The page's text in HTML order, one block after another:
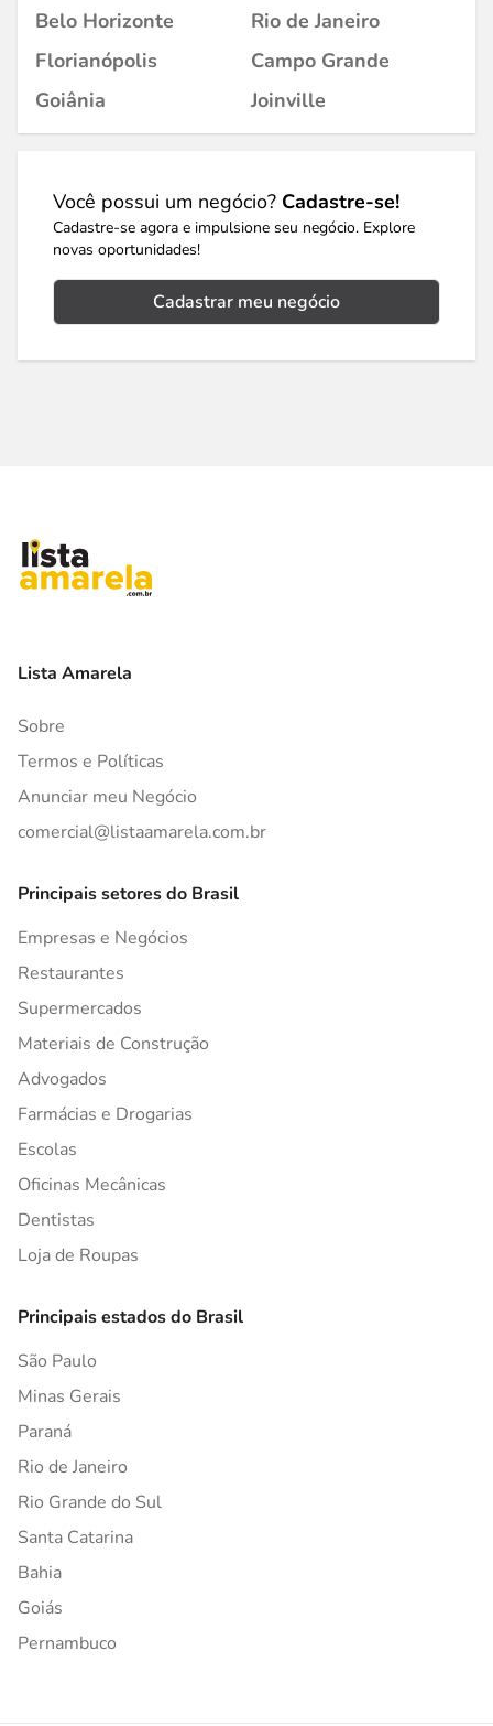
Belo Horizonte
Rio de Janeiro
Florianópolis
Campo Grande
Goiânia
Joinville
Você possui um negócio? Cadastre-se!
Cadastre-se agora e impulsione seu negócio. Explore
novas oportunidades!
Cadastrar meu negócio
Lista Amarela
Sobre
Termos e Políticas
Anunciar meu Negócio
comercial@listaamarela.com.br
Principais setores do Brasil
Empresas e Negócios
Restaurantes
Supermercados
Materiais de Construção
Advogados
Farmácias e Drogarias
Escolas
Oficinas Mecânicas
Dentistas
Loja de Roupas
Principais estados do Brasil
São Paulo
Minas Gerais
Paraná
Rio de Janeiro
Rio Grande do Sul
Santa Catarina
Bahia
Goiás
Pernambuco